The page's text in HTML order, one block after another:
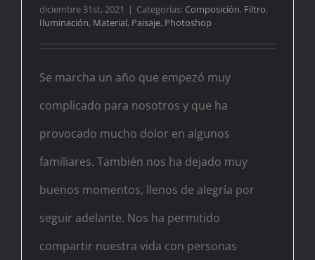
diciembre 31st, 2021 | Categorías: Composición, Filtro,
Iluminación, Material, Paisaje, Photoshop
Se marcha un año que empezó muy
complicado para nosotros y que ha
provocado mucho dolor en algunos
familiares. También nos ha dejado muy
buenos momentos, llenos de alegría por
seguir adelante. Nos ha permitido
compartir nuestra vida con personas